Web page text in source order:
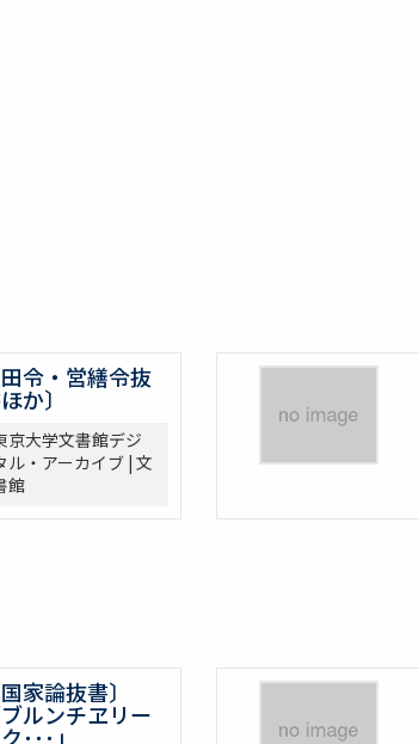
田令・営繕令抜
か〕
京大学文書館デジ
ル・アーカイブ | 文
館
国家論抜書〕
ブルンチヱリー
･･･」